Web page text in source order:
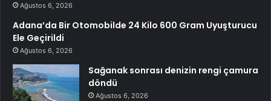
Ağustos 6, 2026
Adana’da Bir Otomobilde 24 Kilo 600 Gram Uyuşturucu
Ele Geçirildi
Ağustos 6, 2026
Sağanak sonrası denizin rengi çamura
döndü
Ağustos 6, 2026